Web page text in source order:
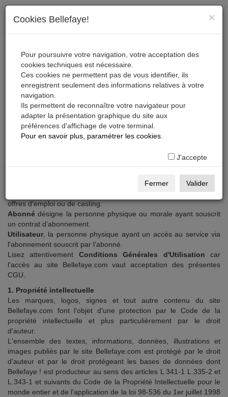
Conditions Générales d'Utilisation du site bellefaye.com
Les présentes
Conditions Générales d'Utilisation
objet l'encadrement juridique des modalités de mise à disposition
des services du site Bellefaye.com et leur utilisation par le
désigne la personne physique ou morale qui s'est
enregistrée et a créé sa page professionnelle sur le site
gratuitement ou s'est juste inscrite pour créer et faire publier des
offres d'emploi ou de casting.
Abonné désigne la personne physique ou morale ayant souscrit
un contrat d'abonnement.
Utilisateur , la personne physique ayant un accès au service via
l'abonnement souscrit par l'abonné.
Lisez attentivement Conditions Générales d'Utilisation car
l'accès au site Bellefaye.com vaut acceptation des présentes
CGU.
1. Propriété intellectuelle
Les marques, logos, signes et tout autre contenu du site
Bellefaye.com font l'objet d'une protection par le Code de la
propriété intellectuelle et plus particulièrement par le droit
d'auteur.
L'ensemble des textes, informations, données, illustrations et
images publiés par le site Bellefaye.com est protégé par le droit
d'auteur et par le droit protégeant les bases de données dont
Bellefaye ! est producteur au sens des articles L 341-1 L.335-2 et
L.343-1 et suivants du Code de la Propriété Intellectuelle pour le
monde entier et de l'application de la loi 98-536 du 1er juillet 1998
×
Cookies Bellefaye!
Pour poursuivre votre navigation, votre acceptation des
cookies techniques est nécessaire.
Ces cookies ne permettent pas de vous identifier, ils
enregistrent seulement des informations relatives à votre
navigation.
Ils permettent de reconnaître votre navigateur pour
adapter la présentation graphique du site aux
préférences d'affichage de votre terminal.
Pour en savoir plus, paramétrer les cookies
J'accepte
Fermer Valider